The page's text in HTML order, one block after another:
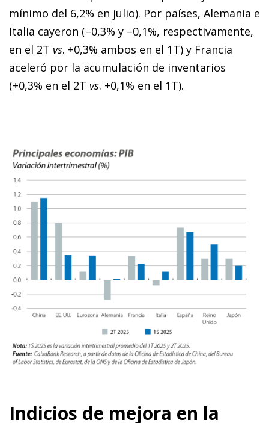
mínimo del 6,2% en julio). Por países, Alemania e
Italia cayeron (–0,3% y –0,1%, respectivamente,
en el 2T vs. +0,3% ambos en el 1T) y Francia
aceleró por la acumulación de inventarios
(+0,3% en el 2T vs. +0,1% en el 1T).
Indicios de mejora en la